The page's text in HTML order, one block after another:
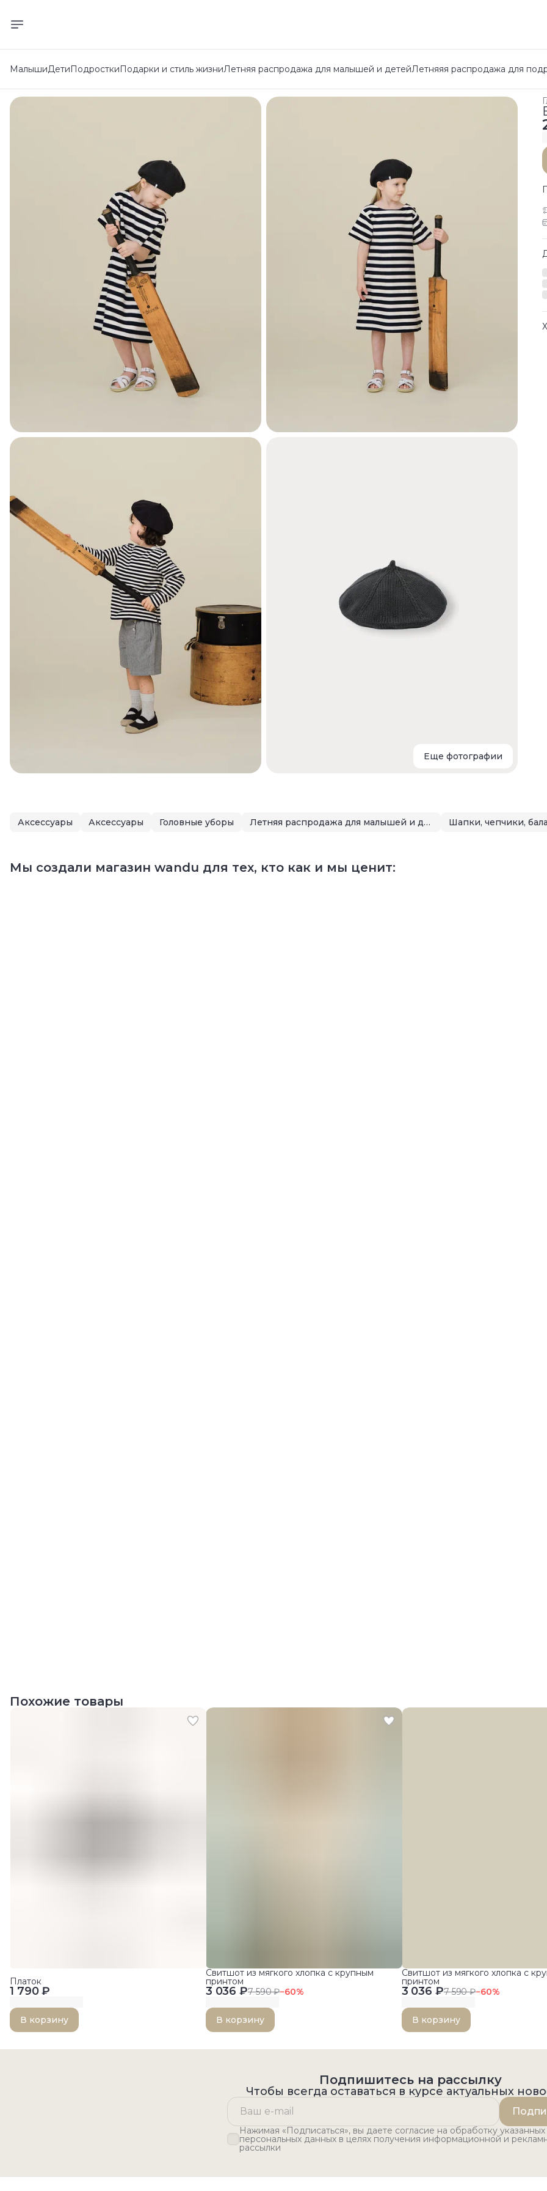
МалышиДетиПодросткиПодарки и стиль жизниЛетняя распродажа для малышей и детейЛетняяя распродажа для
Еще фотографии
Аксессуары Аксессуары Головные уборы Летняя распродажа для малышей и детей Шапки, чепчики,
Мы создали магазин wandu для тех, кто как и мы ценит:
Похожие товары
1 790 ₽
Платок
В корзину
3 036 ₽7 590 ₽−60%
Свитшот из мягкого хлопка с крупным
принтом
В корзину
3 036 ₽7 590 ₽−60%
Свитшот из мягкого хлопка с
принтом
В корзину
Подпишитесь на рассылку
Чтобы всегда оставаться в курсе актуальных
Нажимая «Подписаться», вы даете согласие на обработку указанных
персональных данных в целях получения информационной и
рассылки